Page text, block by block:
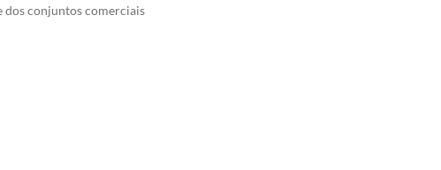
dos conjuntos comerciais